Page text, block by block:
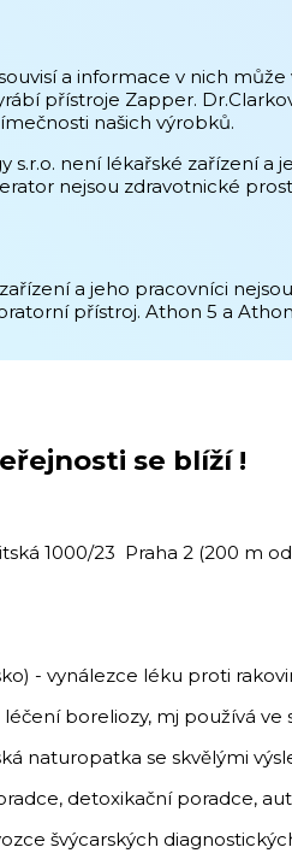
a informace v nich
přístroje Zapper.
našich výrobků.
s.r.o. není lékařské zařízení
nejsou zdravotnické
a jeho pracovníci
přístroj. Athon 5 a
se blíží !
1000/23 Praha 2 (200 m
- vynálezce léku proti
boreliozy, mj používá
naturopatka se skvělými
detoxikační poradce,
švýcarských